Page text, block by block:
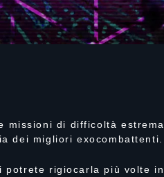
missioni di difficoltà estrema.
dei migliori exocombattenti.
potrete rigiocarla più volte in